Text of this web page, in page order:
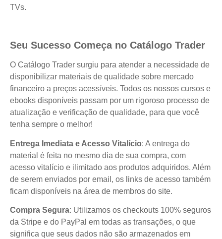
TVs.
Seu Sucesso Começa no Catálogo Trader
O Catálogo Trader surgiu para atender a necessidade de
disponibilizar materiais de qualidade sobre mercado
financeiro a preços acessíveis. Todos os nossos cursos e
ebooks disponíveis passam por um rigoroso processo de
atualização e verificação de qualidade, para que você
tenha sempre o melhor!
Entrega Imediata e Acesso Vitalício: A entrega do
material é feita no mesmo dia de sua compra, com
acesso vitalício e ilimitado aos produtos adquiridos. Além
de serem enviados por email, os links de acesso também
ficam disponíveis na área de membros do site.
Compra Segura: Utilizamos os checkouts 100% seguros
da Stripe e do PayPal em todas as transações, o que
significa que seus dados não são armazenados em